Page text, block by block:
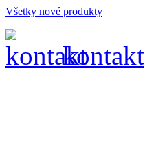
Všetky nové produkty
kontakt